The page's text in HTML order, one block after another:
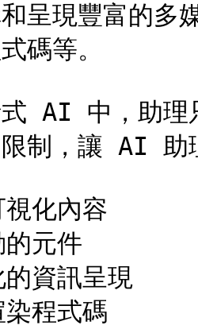
呈現豐富的多
碼等。
式 AI 中，助
限制，讓 AI 助
化內容
元件
資訊呈現
程式碼